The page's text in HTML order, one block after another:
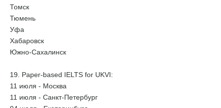
Томск
Тюмень
Уфа
Хабаровск
Южно-Сахалинск
19. Paper-based IELTS for UKVI:
11 июля - Москва
11 июля - Санкт-Петербург